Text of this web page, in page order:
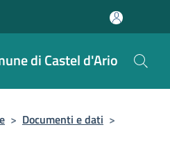
di Castel d'Ario
> Documenti e dati >